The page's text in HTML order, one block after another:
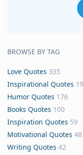
BROWSE BY TAG
Love Quotes 335
Inspirational Quotes
Humor Quotes 176
Books Quotes 100
Inspiration Quotes 59
Motivational Quotes 48
Writing Quotes 42